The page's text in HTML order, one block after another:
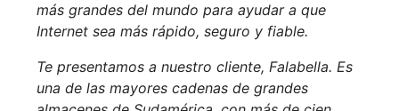
más grandes del mundo para ayudar a que
Internet sea más rápido, seguro y fiable.
Te presentamos a nuestro cliente, Falabella. Es
una de las mayores cadenas de grandes